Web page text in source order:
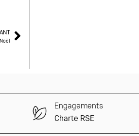
Engagements
Charte RSE